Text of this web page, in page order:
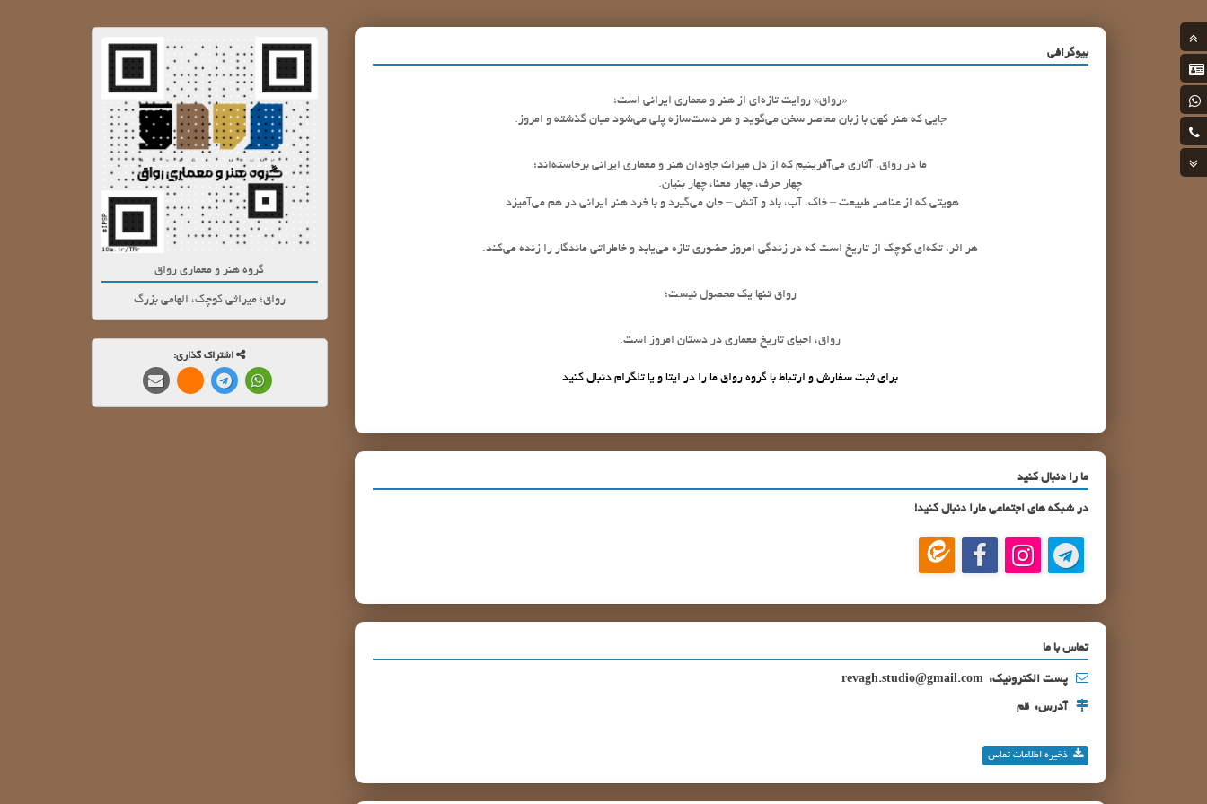
بیوگرافی
«رواق» روایت تازه‌ای از هنر و معماری ایرانی است؛
جایی که هنر کهن با زبان معاصر سخن می‌گوید و هر دست‌سازه پلی می‌شود میان گذشته و امروز.
ما در رواق، آثاری می‌آفرینیم که از دل میراث جاودان هنر و معماری ایرانی برخاسته‌اند؛
چهار حرف، چهار معنا، چهار بنیان.
هویتی که از عناصر طبیعت – خاک، آب، باد و آتش – جان می‌گیرد و با خرد هنر ایرانی در هم می‌آمیزد.
هر اثر، تکه‌ای کوچک از تاریخ است که در زندگی امروز حضوری تازه می‌یابد و خاطراتی ماندگار را زنده می‌کند.
رواق تنها یک محصول نیست؛
رواق، احیای تاریخ معماری در دستان امروز است.
برای ثبت سفارش و ارتباط با گروه رواق ما را در ایتا و یا تلگرام دنبال کنید
ما را دنبال کنید
در شبکه های اجتماعی مارا دنبال کنید!
تماس با ما
پست الکترونیک:
آدرس: قم
ذخیره اطلاعات تماس
گروه هنر و معماری رواق
رواق؛ میراثی کوچک، الهامی بزرگ
اشتراک گذاری: